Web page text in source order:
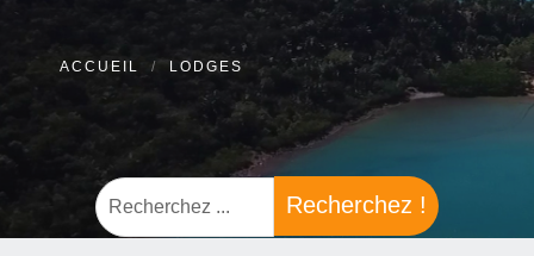
ACCUEIL LODGES
Recherchez !